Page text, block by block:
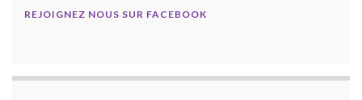
REJOIGNEZ NOUS SUR FACEBOOK